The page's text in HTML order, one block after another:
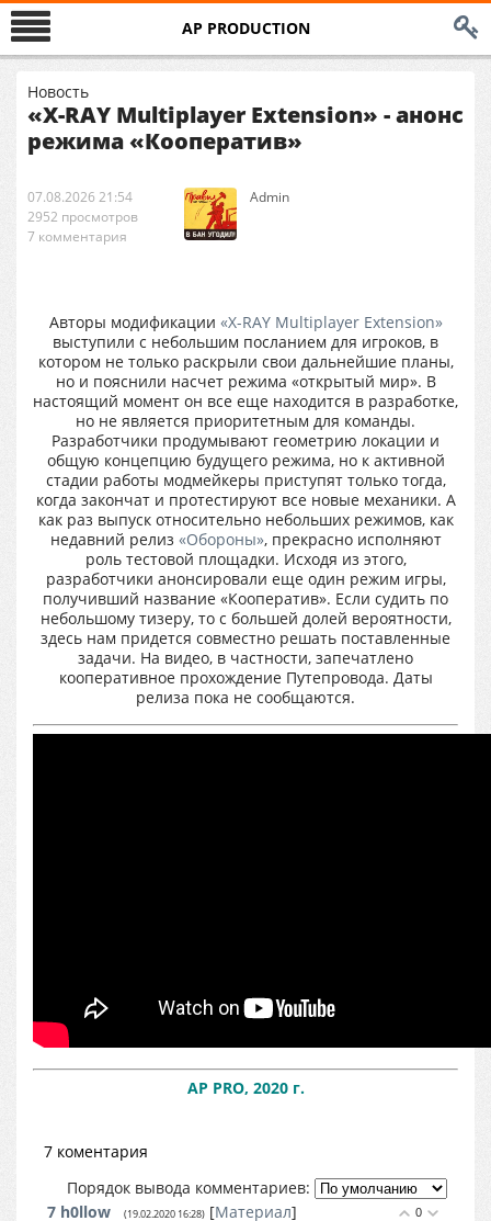
AP PRODUCTION
Новость
«X-RAY Multiplayer Extension» - анонс
режима «Кооператив»
07.08.2026 21:54
2952 просмотров
7 комментария
Аdmin
Авторы модификации «X-RAY Multiplayer Extension»
выступили с небольшим посланием для игроков, в
котором не только раскрыли свои дальнейшие планы,
но и пояснили насчет режима «открытый мир». В
настоящий момент он все еще находится в разработке,
но не является приоритетным для команды.
Разработчики продумывают геометрию локации и
общую концепцию будущего режима, но к активной
стадии работы модмейкеры приступят только тогда,
когда закончат и протестируют все новые механики. А
как раз выпуск относительно небольших режимов, как
недавний релиз «Обороны», прекрасно исполняют
роль тестовой площадки. Исходя из этого,
разработчики анонсировали еще один режим игры,
получивший название «Кооператив». Если судить по
небольшому тизеру, то с большей долей вероятности,
здесь нам придется совместно решать поставленные
задачи. На видео, в частности, запечатлено
кооперативное прохождение Путепровода. Даты
релиза пока не сообщаются.
AP PRO, 2020 г.
7 коментария
Порядок вывода комментариев:
0
7 h0llow (19.02.2020 16:28) [Материал]